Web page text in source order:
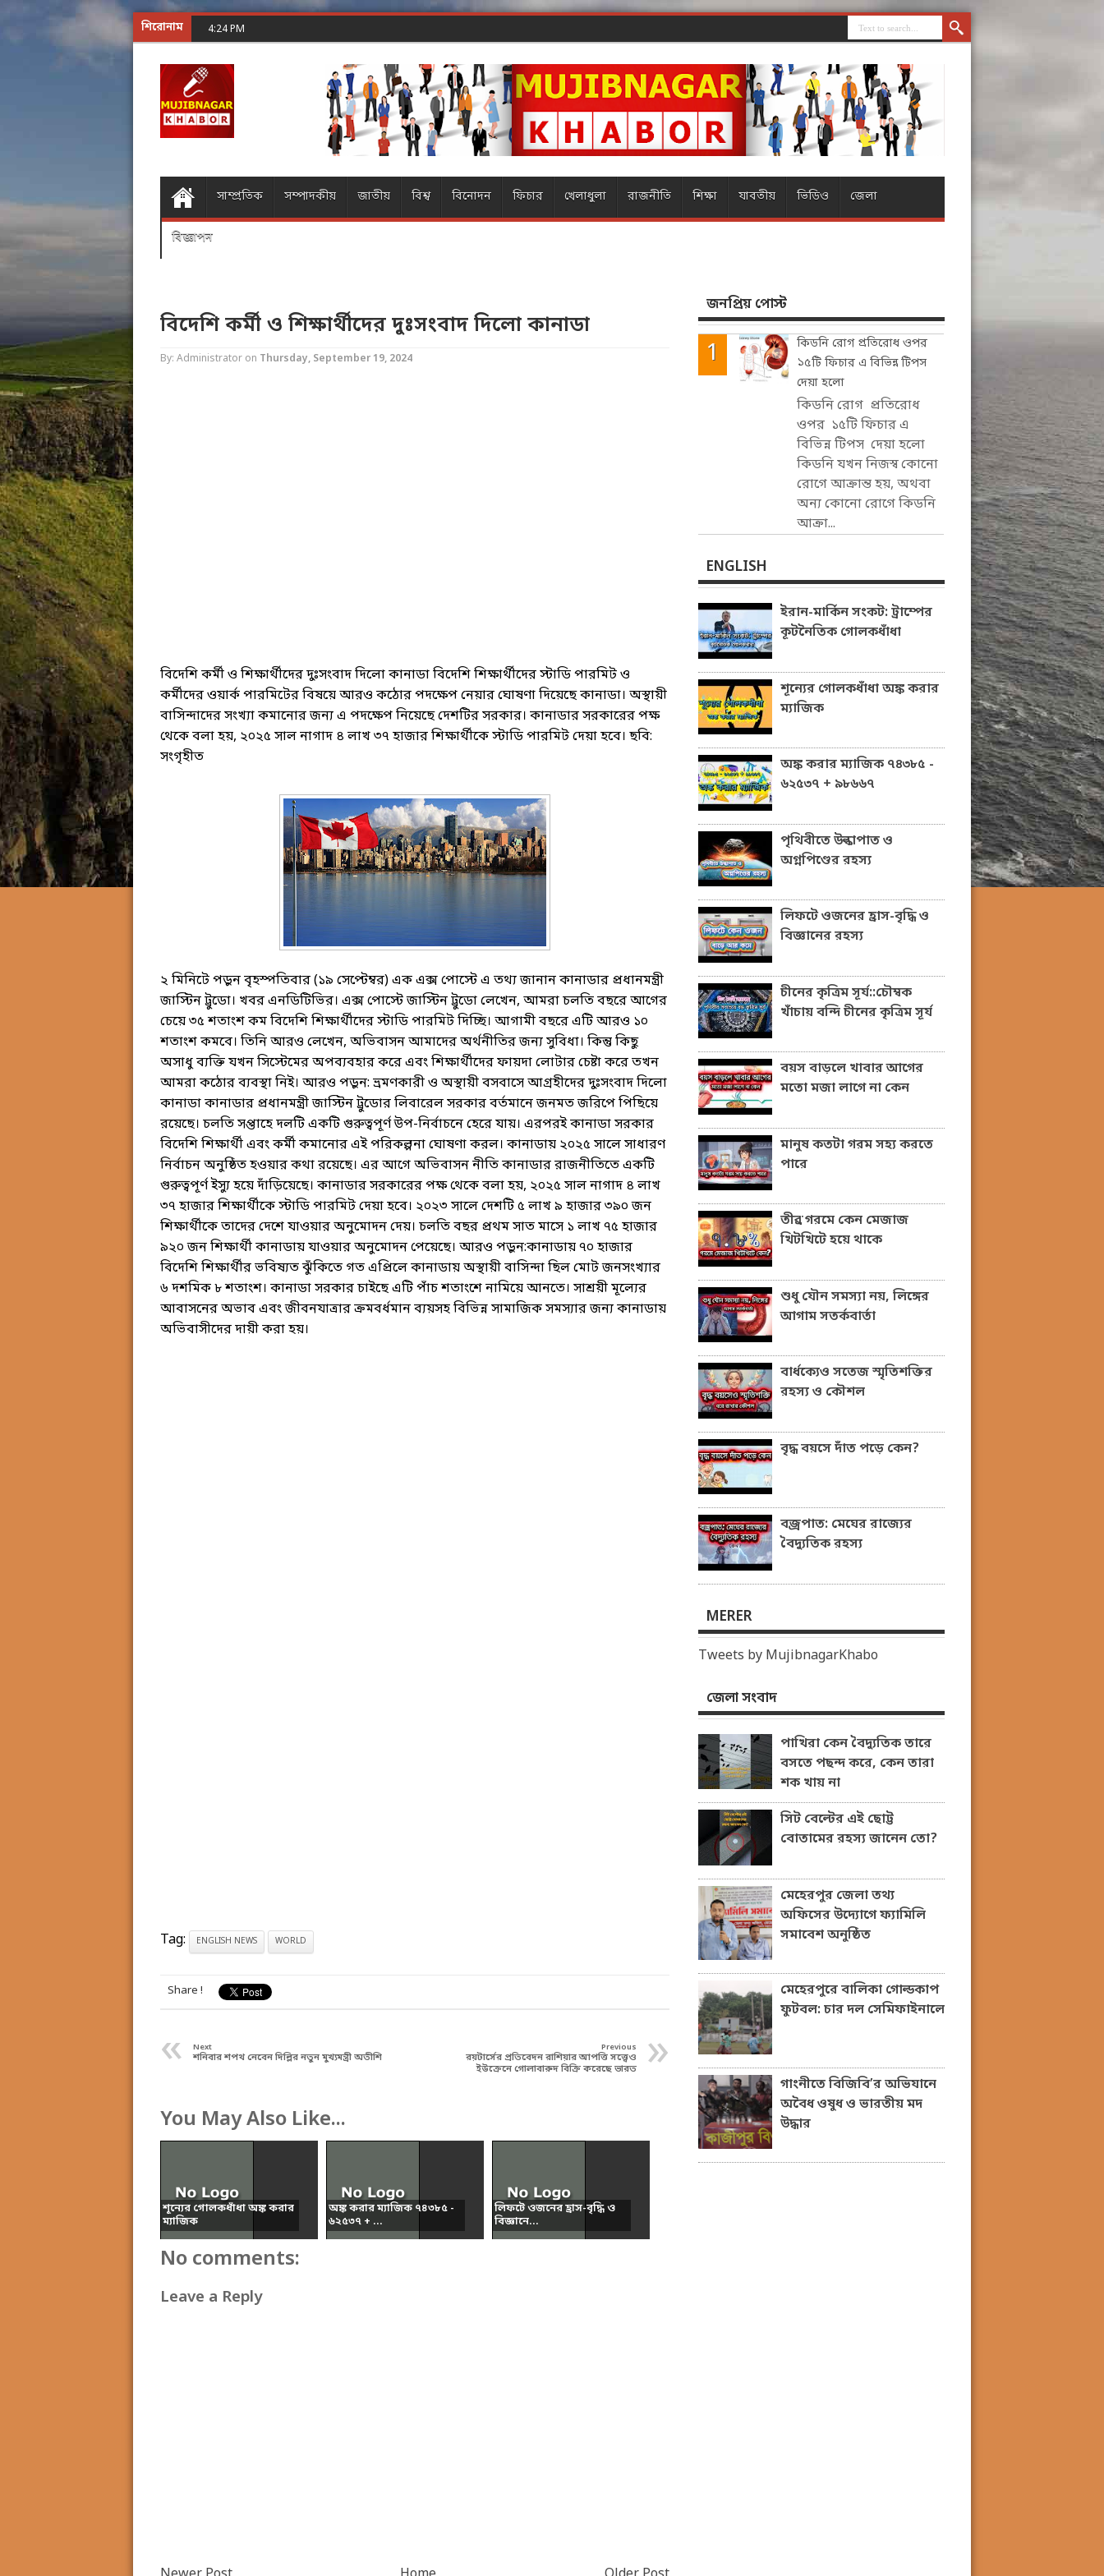
শিরোনাম 4:24 PM
সাম্প্রতিক সম্পাদকীয় জাতীয় বিশ্ব বিনোদন ফিচার খেলাধুলা রাজনীতি শিক্ষা যাবতীয় ভিডিও জেলা
বিজ্ঞাপন
বিদেশি কর্মী ও শিক্ষার্থীদের দুঃসংবাদ দিলো কানাডা
By: Administrator on Thursday, September 19, 2024
বিদেশি কর্মী ও শিক্ষার্থীদের দুঃসংবাদ দিলো কানাডা বিদেশি শিক্ষার্থীদের স্টাডি পারমিট ও
কর্মীদের ওয়ার্ক পারমিটের বিষয়ে আরও কঠোর পদক্ষেপ নেয়ার ঘোষণা দিয়েছে কানাডা। অস্থায়ী
বাসিন্দাদের সংখ্যা কমানোর জন্য এ পদক্ষেপ নিয়েছে দেশটির সরকার। কানাডার সরকারের পক্ষ
থেকে বলা হয়, ২০২৫ সাল নাগাদ ৪ লাখ ৩৭ হাজার শিক্ষার্থীকে স্টাডি পারমিট দেয়া হবে। ছবি:
সংগৃহীত
২ মিনিটে পড়ুন বৃহস্পতিবার (১৯ সেপ্টেম্বর) এক এক্স পোস্টে এ তথ্য জানান কানাডার প্রধানমন্ত্রী
জাস্টিন ট্রুডো। খবর এনডিটিভির। এক্স পোস্টে জাস্টিন ট্রুডো লেখেন, আমরা চলতি বছরে আগের
চেয়ে ৩৫ শতাংশ কম বিদেশি শিক্ষার্থীদের স্টাডি পারমিট দিচ্ছি। আগামী বছরে এটি আরও ১০
শতাংশ কমবে। তিনি আরও লেখেন, অভিবাসন আমাদের অর্থনীতির জন্য সুবিধা। কিন্তু কিছু
অসাধু ব্যক্তি যখন সিস্টেমের অপব্যবহার করে এবং শিক্ষার্থীদের ফায়দা লোটার চেষ্টা করে তখন
আমরা কঠোর ব্যবস্থা নিই। আরও পড়ুন: ভ্রমণকারী ও অস্থায়ী বসবাসে আগ্রহীদের দুঃসংবাদ দিলো
কানাডা কানাডার প্রধানমন্ত্রী জাস্টিন ট্রুডোর লিবারেল সরকার বর্তমানে জনমত জরিপে পিছিয়ে
রয়েছে। চলতি সপ্তাহে দলটি একটি গুরুত্বপূর্ণ উপ-নির্বাচনে হেরে যায়। এরপরই কানাডা সরকার
বিদেশি শিক্ষার্থী এবং কর্মী কমানোর এই পরিকল্পনা ঘোষণা করল। কানাডায় ২০২৫ সালে সাধারণ
নির্বাচন অনুষ্ঠিত হওয়ার কথা রয়েছে। এর আগে অভিবাসন নীতি কানাডার রাজনীতিতে একটি
গুরুত্বপূর্ণ ইস্যু হয়ে দাঁড়িয়েছে। কানাডার সরকারের পক্ষ থেকে বলা হয়, ২০২৫ সাল নাগাদ ৪ লাখ
৩৭ হাজার শিক্ষার্থীকে স্টাডি পারমিট দেয়া হবে। ২০২৩ সালে দেশটি ৫ লাখ ৯ হাজার ৩৯০ জন
শিক্ষার্থীকে তাদের দেশে যাওয়ার অনুমোদন দেয়। চলতি বছর প্রথম সাত মাসে ১ লাখ ৭৫ হাজার
৯২০ জন শিক্ষার্থী কানাডায় যাওয়ার অনুমোদন পেয়েছে। আরও পড়ুন:কানাডায় ৭০ হাজার
বিদেশি শিক্ষার্থীর ভবিষ্যত ঝুঁকিতে গত এপ্রিলে কানাডায় অস্থায়ী বাসিন্দা ছিল মোট জনসংখ্যার
৬ দশমিক ৮ শতাংশ। কানাডা সরকার চাইছে এটি পাঁচ শতাংশে নামিয়ে আনতে। সাশ্রয়ী মূল্যের
আবাসনের অভাব এবং জীবনযাত্রার ক্রমবর্ধমান ব্যয়সহ বিভিন্ন সামাজিক সমস্যার জন্য কানাডায়
অভিবাসীদের দায়ী করা হয়।
Tag: ENGLISH NEWS WORLD
Share !
« Next
শনিবার শপথ নেবেন দিল্লির নতুন মুখ্যমন্ত্রী অতীশি »
Previous
রয়টার্সের প্রতিবেদন রাশিয়ার আপত্তি সত্ত্বেও
ইউক্রেনে গোলাবারুদ বিক্রি করেছে ভারত
You May Also Like...
শূন্যের গোলকধাঁধা অঙ্ক করার
ম্যাজিক
অঙ্ক করার ম্যাজিক ৭৪৩৮৫ -
৬২৫৩৭ + ...
লিফটে ওজনের হ্রাস-বৃদ্ধি ও
বিজ্ঞানে...
No comments:
Leave a Reply
জনপ্রিয় পোস্ট
কিডনি রোগ প্রতিরোধ ওপর
১৫টি ফিচার এ বিভিন্ন টিপস
দেয়া হলো
কিডনি রোগ প্রতিরোধ
ওপর ১৫টি ফিচার এ
বিভিন্ন টিপস দেয়া হলো
কিডনি যখন নিজস্ব কোনো
রোগে আক্রান্ত হয়, অথবা
অন্য কোনো রোগে কিডনি
আক্রা...
ENGLISH
ইরান-মার্কিন সংকট: ট্রাম্পের
কূটনৈতিক গোলকধাঁধা
শূন্যের গোলকধাঁধা অঙ্ক করার
ম্যাজিক
অঙ্ক করার ম্যাজিক ৭৪৩৮৫ -
৬২৫৩৭ + ৯৮৬৬৭
পৃথিবীতে উল্কাপাত ও
অগ্নপিণ্ডের রহস্য
লিফটে ওজনের হ্রাস-বৃদ্ধি ও
বিজ্ঞানের রহস্য
চীনের কৃত্রিম সূর্য::চৌম্বক
খাঁচায় বন্দি চীনের কৃত্রিম সূর্য
বয়স বাড়লে খাবার আগের
মতো মজা লাগে না কেন
মানুষ কতটা গরম সহ্য করতে
পারে
তীব্র গরমে কেন মেজাজ
খিটখিটে হয়ে থাকে
শুধু যৌন সমস্যা নয়, লিঙ্গের
আগাম সতর্কবার্তা
বার্ধক্যেও সতেজ স্মৃতিশক্তির
রহস্য ও কৌশল
বৃদ্ধ বয়সে দাঁত পড়ে কেন?
বজ্রপাত: মেঘের রাজ্যের
বৈদ্যুতিক রহস্য
MERER
Tweets by MujibnagarKhabo
জেলা সংবাদ
পাখিরা কেন বৈদ্যুতিক তারে
বসতে পছন্দ করে, কেন তারা
শক খায় না
সিট বেল্টের এই ছোট্ট
বোতামের রহস্য জানেন তো?
মেহেরপুর জেলা তথ্য
অফিসের উদ্যোগে ফ্যামিলি
সমাবেশ অনুষ্ঠিত
মেহেরপুরে বালিকা গোল্ডকাপ
ফুটবল: চার দল সেমিফাইনালে
গাংনীতে বিজিবি’র অভিযানে
অবৈধ ওষুধ ও ভারতীয় মদ
উদ্ধার